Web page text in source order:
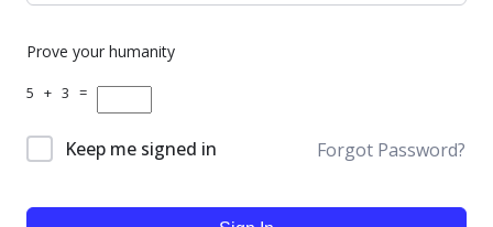
Prove your humanity
5 + 3 =
Keep me signed in Forgot Password?